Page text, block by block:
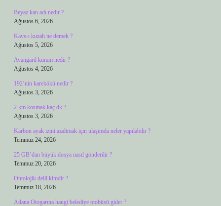
Beyaz kan adı nedir ?
Ağustos 6, 2026
Kavs-ı kuzah ne demek ?
Ağustos 5, 2026
Avangard kuram nedir ?
Ağustos 4, 2026
192’nin karekökü nedir ?
Ağustos 3, 2026
2 km kosmak kaç dk ?
Ağustos 3, 2026
Karbon ayak izini azaltmak için ulaşımda neler yapılabilir ?
Temmuz 24, 2026
25 GB’dan büyük dosya nasıl gönderilir ?
Temmuz 20, 2026
Ontolojik delil kimdir ?
Temmuz 18, 2026
Adana Otogarına hangi belediye otobüsü gider ?